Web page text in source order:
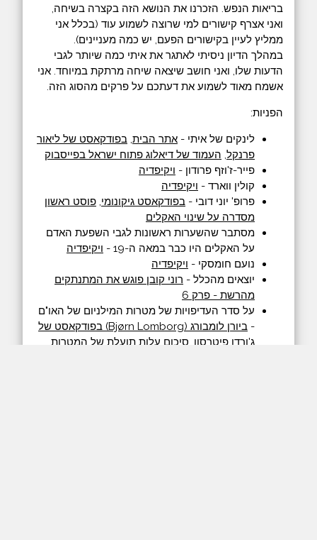
בריאות הנפש. הזכרנו את הנושא הזה בקצרה בשיחה,
ואני אצרף קישורים למי שרוצה לשמוע עוד (בכלל אני
ממליץ לעיין בקישורים הפעם, יש כמה מעניינים).
במהלך הדיון ניסיתי לאתגר את איתי כמה שיותר לגבי
הדעות שלו, ואני חושב שיצאה שיחה מרתקת במיוחד. אני
אשמח מאוד לשמוע את דעתכם על פרקים מהסוג הזה.
הפניות:
לינקים של איתי - אתר הבית, בפודקאסט של ליאור
פרנקל, העמוד של דיאלוג פתוח ישראל בפייסבוק
פייר-ז'וזף פרודון - ויקיפדיה
קולין ווארד - ויקיפדיה
פרופ' יוני דובי - בפודקאסט גיקונומי, פוסט ראשון
מסדרה על שינוי האקלים
מסתבר שהשערות ראשונות לגבי השפעת האדם
על האקלים היו כבר במאה ה-19 -
ויקיפדיה
נועם חומסקי - ויקיפדיה
יוצאים מהכלל - רוני קובן פוגש את המתנתקים
מהרשת - פרק 6
על סדר העדיפויות של מטרות המילניום של האו"ם
-
ביורן לומבורג (Bjørn Lomborg) בפודקאסט של
ג'ורדן פיטרסון סיכום עלות תועלת של המטרות